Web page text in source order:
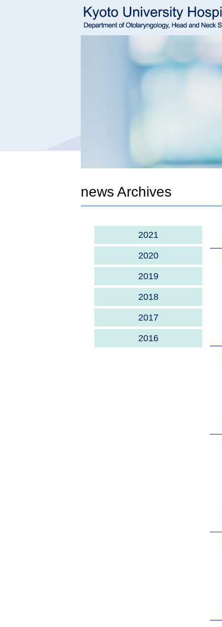
news Archives
2021
2020
2019
2018
2017
2016